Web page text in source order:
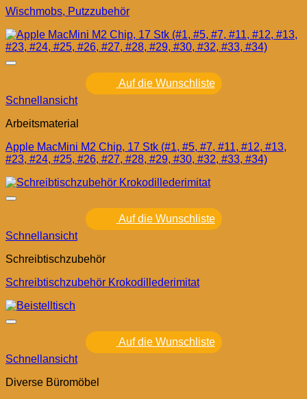
Wischmobs, Putzzubehör
Auf die Wunschliste
Schnellansicht
Arbeitsmaterial
Apple MacMini M2 Chip, 17 Stk (#1, #5, #7, #11, #12, #13,
#23, #24, #25, #26, #27, #28, #29, #30, #32, #33, #34)
Auf die Wunschliste
Schnellansicht
Schreibtischzubehör
Schreibtischzubehör Krokodillederimitat
Auf die Wunschliste
Schnellansicht
Diverse Büromöbel